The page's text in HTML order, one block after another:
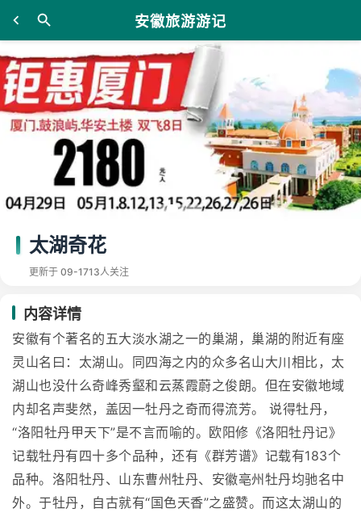
安徽旅游游记
太湖奇花
更新于 09-1713人关注
内容详情
安徽有个著名的五大淡水湖之一的巢湖，巢湖的附近有座
灵山名曰：太湖山。同四海之内的众多名山大川相比，太
湖山也没什么奇峰秀壑和云蒸霞蔚之俊朗。但在安徽地域
内却名声斐然，盖因一牡丹之奇而得流芳。 说得牡丹，
“洛阳牡丹甲天下”是不言而喻的。欧阳修《洛阳牡丹记》
记载牡丹有四十多个品种，还有《群芳谱》记载有183个
品种。洛阳牡丹、山东曹州牡丹、安徽亳州牡丹均驰名中
外。于牡丹，自古就有“国色天香”之盛赞。而这太湖山的